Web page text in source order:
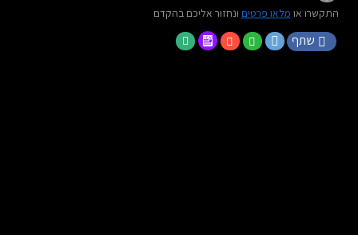
התקשרו או מלאו פרטים ונחזור אליכם בהקדם
שתף